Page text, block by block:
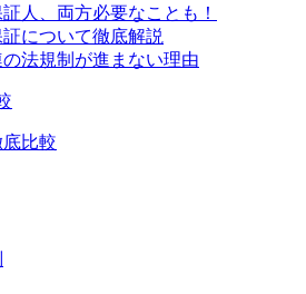
人、両方必要なことも！
について徹底解説
法規制が進まない理由
比較